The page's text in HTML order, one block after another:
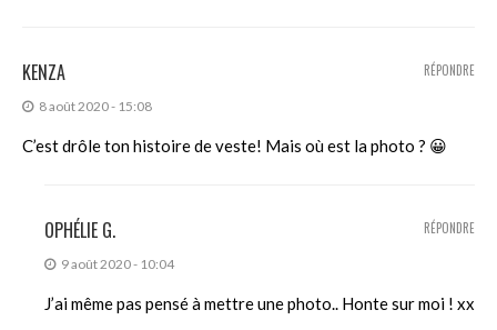
KENZA
8 août 2020 - 15:08
C’est drôle ton histoire de veste! Mais où est la photo ? 😀
RÉPONDRE
OPHÉLIE G.
9 août 2020 - 10:04
J’ai même pas pensé à mettre une photo.. Honte sur moi ! xx
RÉPONDRE